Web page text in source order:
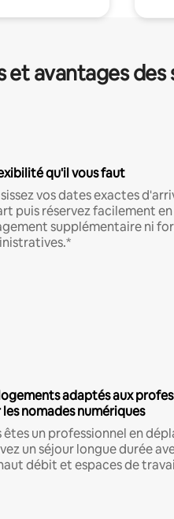
et avantages
qu'il vous faut
vos dates exactes
puis réservez facilement en
supplémentaire ni
adaptés aux
nomades numériques
êtes un professionnel en
un séjour longue durée
débit et espaces de